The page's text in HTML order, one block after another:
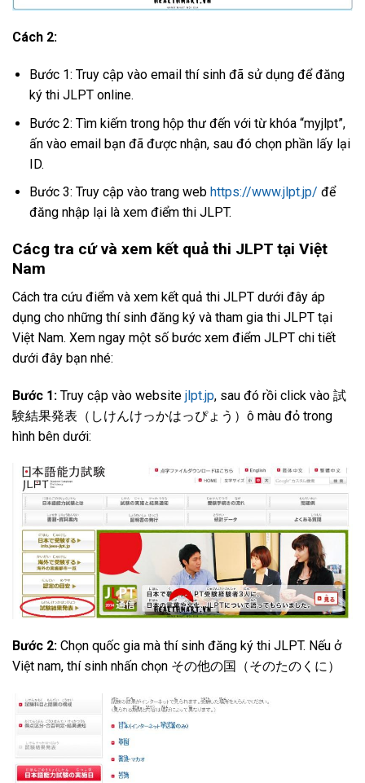
Cách 2:
Bước 1: Truy cập vào email thí sinh đã sử dụng để đăng
ký thi JLPT online.
Bước 2: Tìm kiếm trong hộp thư đến với từ khóa “myjlpt”,
ấn vào email bạn đã được nhận, sau đó chọn phần lấy lại
ID.
Bước 3: Truy cập vào trang web https://www.jlpt.jp/ để
đăng nhập lại là xem điểm thi JLPT.
Cácg tra cứ và xem kết quả thi JLPT tại Việt
Nam
Cách tra cứu điểm và xem kết quả thi JLPT dưới đây áp
dụng cho những thí sinh đăng ký và tham gia thi JLPT tại
Việt Nam. Xem ngay một số bước xem điểm JLPT chi tiết
dưới đây bạn nhé:
Bước 1: Truy cập vào website jlpt.jp, sau đó rồi click vào 試
験結果発表（しけんけっかはっぴょう）ô màu đỏ trong
hình bên dưới:
Bước 2: Chọn quốc gia mà thí sinh đăng ký thi JLPT. Nếu ở
Việt nam, thí sinh nhấn chọn その他の国（そのたのくに）